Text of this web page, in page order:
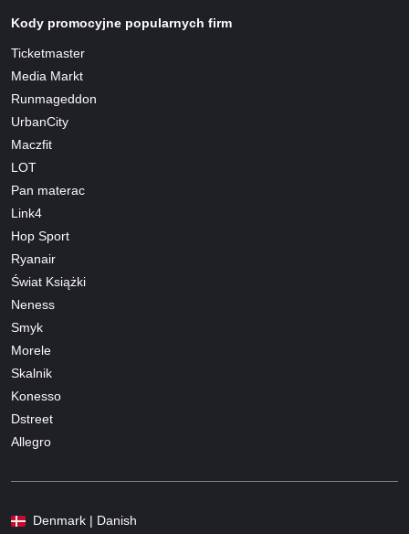
Kody promocyjne popularnych firm
Ticketmaster
Media Markt
Runmageddon
UrbanCity
Maczfit
LOT
Pan materac
Link4
Hop Sport
Ryanair
Świat Książki
Neness
Smyk
Morele
Skalnik
Konesso
Dstreet
Allegro
Denmark | Danish